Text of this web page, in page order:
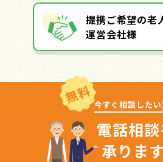
提携ご希望の老
運営会社様
無料 今すぐ相談した
電話相談
承りま